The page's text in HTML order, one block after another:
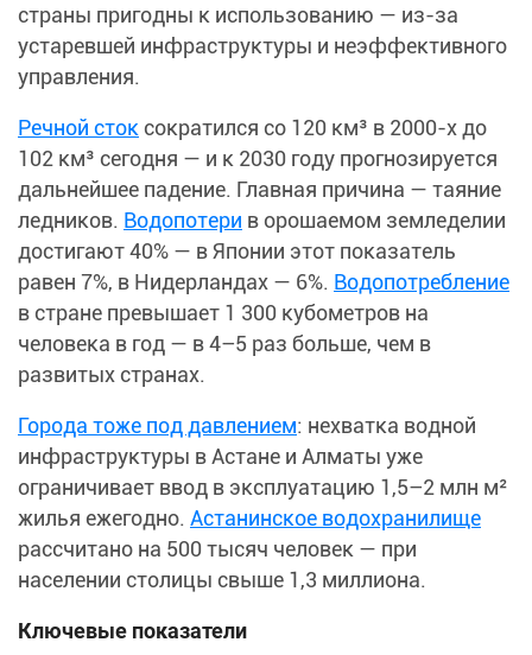
страны пригодны к использованию — из-за
устаревшей инфраструктуры и неэффективного
управления.
Речной сток сократился со 120 км³ в 2000-х до
102 км³ сегодня — и к 2030 году прогнозируется
дальнейшее падение. Главная причина — таяние
ледников. Водопотери в орошаемом земледелии
достигают 40% — в Японии этот показатель
равен 7%, в Нидерландах — 6%. Водопотребление
в стране превышает 1 300 кубометров на
человека в год — в 4–5 раз больше, чем в
развитых странах.
Города тоже под давлением: нехватка водной
инфраструктуры в Астане и Алматы уже
ограничивает ввод в эксплуатацию 1,5–2 млн м²
жилья ежегодно. Астанинское водохранилище
рассчитано на 500 тысяч человек — при
населении столицы свыше 1,3 миллиона.
Ключевые показатели